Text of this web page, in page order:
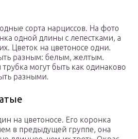
сорта нарциссов. На фото
одной длины с лепестками, а
Цветок на цветоносе одни.
разным: белым, желтым.
могут быть как одинаково
разными.
на цветоносе. Его коронка
в предыдущей группе, она